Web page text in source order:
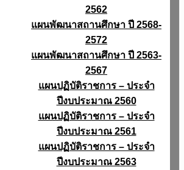
2562
แผนพัฒนาสถานศึกษา ปี 2568-
2572
แผนพัฒนาสถานศึกษา ปี 2563-
2567
แผนปฏิบัติราชการ – ประจำ
ปีงบประมาณ 2560
แผนปฏิบัติราชการ – ประจำ
ปีงบประมาณ 2561
แผนปฏิบัติราชการ – ประจำ
ปีงบประมาณ 2563